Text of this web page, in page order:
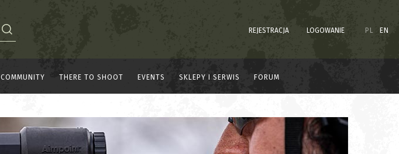
REJESTRACJA LOGOWANIE PL EN
COMMUNITY THERE TO SHOOT EVENTS SKLEPY I SERWIS FORUM